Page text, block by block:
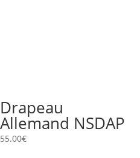
Drapeau
Allemand NSDAP
55.00€